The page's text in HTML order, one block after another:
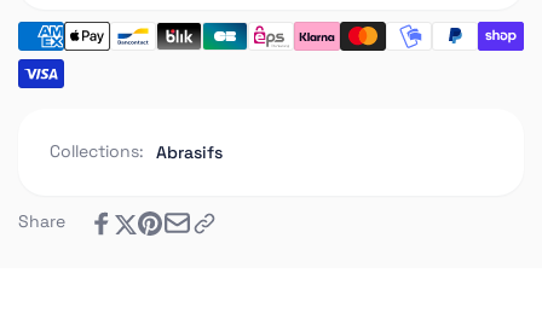
Collections: Abrasifs
Share